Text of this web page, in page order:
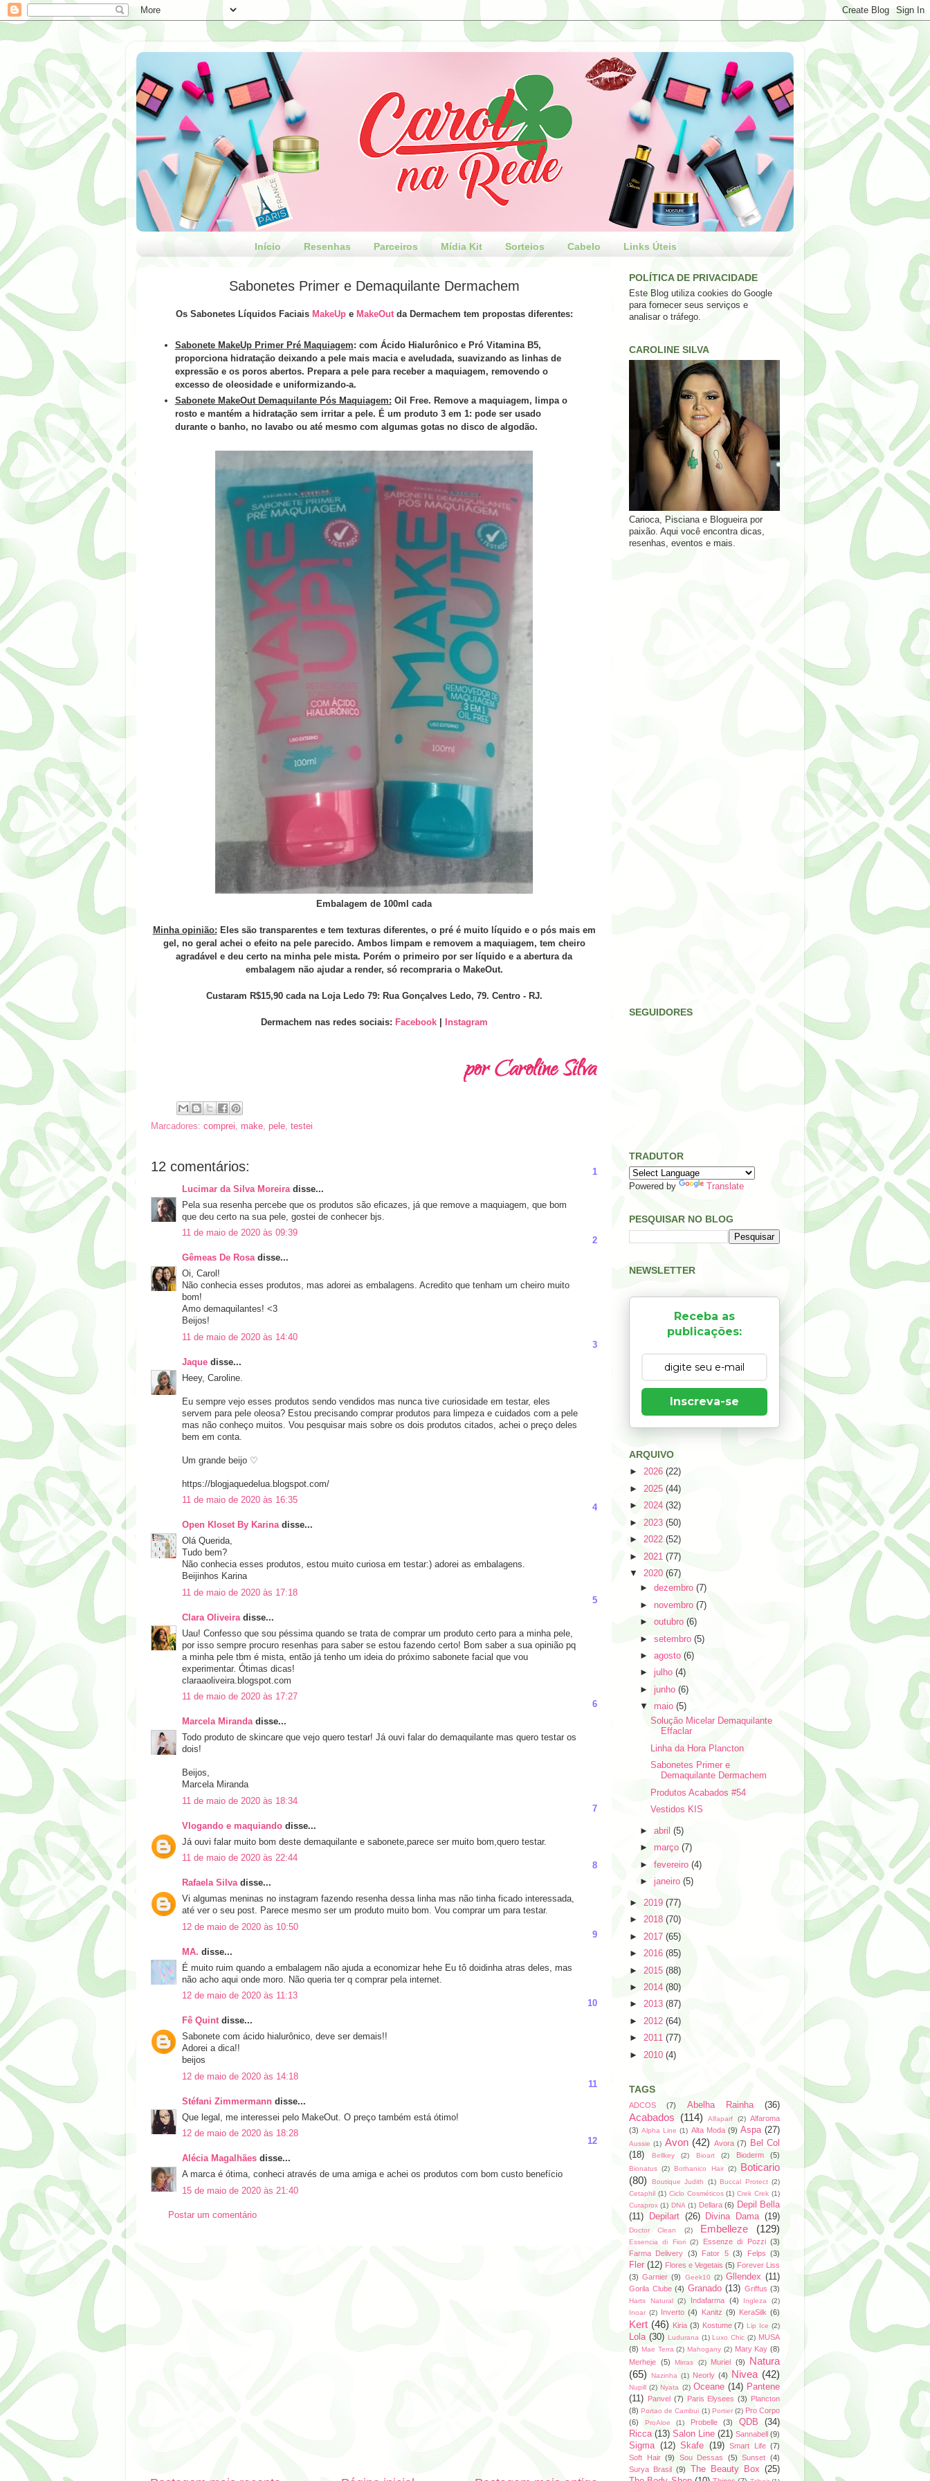
Início Resenhas Parceiros Mídia Kit Sorteios Cabelo Links Úteis
Sabonetes Primer e Demaquilante Dermachem
Os Sabonetes Líquidos Faciais MakeUpe MakeOutda Dermachem tem propostas diferentes:
Sabonete MakeUp Primer Pré Maquiagem: com Ácido Hialurônico e Pró Vitamina B5,
proporciona hidratação deixando a pele mais macia e aveludada, suavizando as linhas de
expressão e os poros abertos. Prepara a pele para receber a maquiagem, removendo o
excesso de oleosidade e uniformizando-a.
Sabonete MakeOut Demaquilante Pós Maquiagem: Oil Free. Remove a maquiagem, limpa o
rosto e mantém a hidratação sem irritar a pele. É um produto 3 em 1: pode ser usado
durante o banho, no lavabo ou até mesmo com algumas gotas no disco de algodão.
Embalagem de 100ml cada
Minha opinião: Eles são transparentes e tem texturas diferentes, o pré é muito líquido e o pós mais em
gel, no geral achei o efeito na pele parecido. Ambos limpam e removem a maquiagem, tem cheiro
agradável e deu certo na minha pele mista. Porém o primeiro por ser líquido e a abertura da
embalagem não ajudar a render, só recompraria o MakeOut.
Custaram R$15,90 cada na Loja Ledo 79: Rua Gonçalves Ledo, 79. Centro - RJ.
Dermachem nas redes sociais: Facebook| Instagram
Marcadores: comprei, make, pele, testei
12 comentários:
Lucimar da Silva Moreira disse...
1
Pela sua resenha percebe que os produtos são eficazes, já que remove a maquiagem, que bom
que deu certo na sua pele, gostei de conhecer bjs.
11 de maio de 2020 às 09:39
Gêmeas De Rosadisse...
2
Oi, Carol!
Não conhecia esses produtos, mas adorei as embalagens. Acredito que tenham um cheiro muito
bom!
Amo demaquilantes! <3
Beijos!
11 de maio de 2020 às 14:40
Jaque disse...
3
Heey, Caroline.
Eu sempre vejo esses produtos sendo vendidos mas nunca tive curiosidade em testar, eles
servem para pele oleosa? Estou precisando comprar produtos para limpeza e cuidados com a pele
mas não conheço muitos. Vou pesquisar mais sobre os dois produtos citados, achei o preço deles
bem em conta.
Um grande beijo ♡
https://blogjaquedelua.blogspot.com/
11 de maio de 2020 às 16:35
Open Kloset By Karinadisse...
4
Olá Querida,
Tudo bem?
Não conhecia esses produtos, estou muito curiosa em testar:) adorei as embalagens.
Beijinhos Karina
11 de maio de 2020 às 17:18
Clara Oliveira disse...
5
Uau! Confesso que sou péssima quando se trata de comprar um produto certo para a minha pele,
por isso sempre procuro resenhas para saber se estou fazendo certo! Bom saber a sua opinião pq
a minha pele tbm é mista, então já tenho um ideia do próximo sabonete facial que vou
experimentar. Ótimas dicas!
claraaoliveira.blogspot.com
11 de maio de 2020 às 17:27
Marcela Mirandadisse...
6
Todo produto de skincare que vejo quero testar! Já ouvi falar do demaquilante mas quero testar os
dois!
Beijos,
Marcela Miranda
11 de maio de 2020 às 18:34
Vlogando e maquiando disse...
7
Já ouvi falar muito bom deste demaquilante e sabonete,parece ser muito bom,quero testar.
11 de maio de 2020 às 22:44
Rafaela Silvadisse...
8
Vi algumas meninas no instagram fazendo resenha dessa linha mas não tinha ficado interessada,
até ver o seu post. Parece mesmo ser um produto muito bom. Vou comprar um para testar.
12 de maio de 2020 às 10:50
MA. disse...
9
É muito ruim quando a embalagem não ajuda a economizar hehe Eu tô doidinha atras deles, mas
não acho aqui onde moro. Não queria ter q comprar pela internet.
12 de maio de 2020 às 11:13
Fê Quintdisse...
10
Sabonete com ácido hialurônico, deve ser demais!!
Adorei a dica!!
beijos
12 de maio de 2020 às 14:18
Stéfani Zimmermann disse...
11
Que legal, me interessei pelo MakeOut. O preço também está ótimo!
12 de maio de 2020 às 18:28
Alécia Magalhães disse...
12
A marca é ótima, conheci através de uma amiga e achei os produtos com bom custo benefício
15 de maio de 2020 às 21:40
Postar um comentário
POLÍTICA DE PRIVACIDADE
Este Blog utiliza cookies do Google
para fornecer seus serviços e
analisar o tráfego.
CAROLINE SILVA
Carioca, Pisciana e Blogueira por
paixão. Aqui você encontra dicas,
resenhas, eventos e mais.
SEGUIDORES
TRADUTOR
Powered by Translate
PESQUISAR NO BLOG
NEWSLETTER
Receba as
publicações:
Inscreva-se
ARQUIVO
► 2026 (22)
► 2025 (44)
► 2024 (32)
► 2023 (50)
► 2022 (52)
► 2021 (77)
▼ 2020 (67)
►dezembro(7)
► novembro(7)
►outubro(6)
►setembro(5)
►agosto(6)
► julho(4)
► junho(6)
▼ maio(5)
Solução Micelar Demaquilante
Effaclar
Linha da Hora Plancton
Sabonetes Primer e
Demaquilante Dermachem
Produtos Acabados #54
Vestidos KIS
►abril(5)
► março(7)
►fevereiro(4)
► janeiro(5)
► 2019 (77)
► 2018 (70)
► 2017 (65)
► 2016 (85)
► 2015 (88)
► 2014 (80)
► 2013 (87)
► 2012 (64)
► 2011 (77)
► 2010 (4)
TAGS
ADCOS (7) Abelha Rainha (36)
Acabados (114) Alfaparf (2) Alfaroma
(3) Alpha Line (1) Alta Moda (9) Aspa (27)
Aussie (1) Avon (42) Avora (7)
Bel Col
(18)
Bellkey (2) Bioart (2) Bioderm (5)
Bionatus (2) Bothanico Hair (2)
Boticario
(80)
Boutique Judith (1) Buccal Protect (2)
Cetaphil (1) Ciclo Cosméticos (1) Crek Crek (1)
Curaprox (1) DNA (1) Dellara (6) Depil Bella
(11)
Depilart (26) Divina Dama (19)
Doctor Clean (2) Embelleze (129)
Essencia di Fiori (2) Essenze di Pozzi (3)
Farma Delivery (3) Fator 5 (3) Felps (3)
Fler (12) Flores e Vegetais (5) Forever Liss
(3) Garnier (9) Geek10 (2) Gllendex (11)
Gorila Clube (4) Granado (13) Griffus (3)
Harts Natural (2) Indafarma (4) Ingleza
(2)
Inoar (2) Inverto (4) Kanitz (9) KeraSilk (6)
Kert (46) Kiria (3) Kostume (7) Lip Ice (2)
Lola (30) Ludurana (1) Luxo Chic (2) MUSA
(8) Mae Terra (2) Mahogany (2) Mary Kay (8)
Merheje (5) Mirras (2) Muriel (9)
Natura
(65)
Nazinha (1) Neorly (4) Nivea (42)
Nupill (2) Nyata (2) Oceane (14) Pantene
(11) Panvel (7) Paris Elysees (3) Plancton
(8) Portao de Cambui (1) Portier (2) Pro Corpo
(6)
ProAloe (1) Probelle (3) QDB
(34)
Ricca (13) Salon Line (21) Sannabell (9)
Sigma (12) Skafe (19) Smart Life (7)
Soft Hair (9) Sou Dessas (5) Sunset (4)
Surya Brasil (9) The Beauty Box (25)